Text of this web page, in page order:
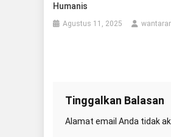
Humanis
Agustus 11, 2025
Tinggalkan Balasan
Alamat email Anda tidak